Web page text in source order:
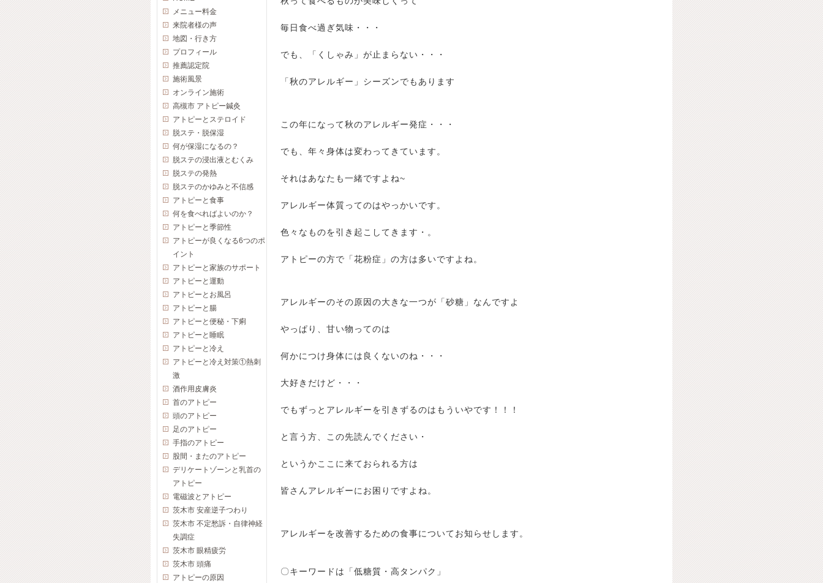
毎日食べ過ぎ気味・・・
でも、「くしゃみ」が止まらない・・・
「秋のアレルギー」シーズンでもあります
この年になって秋のアレルギー発症・・・
でも、年々身体は変わってきています。
それはあなたも一緒ですよね~
アレルギー体質ってのはやっかいです。
色々なものを引き起こしてきます・。
アトピーの方で「花粉症」の方は多いですよね。
アレルギーのその原因の大きな一つが「砂糖」なんですよ
やっぱり、甘い物ってのは
何かにつけ身体には良くないのね・・・
大好きだけど・・・
でもずっとアレルギーを引きずるのはもういやです！！！
と言う方、この先読んでください・
というかここに来ておられる方は
皆さんアレルギーにお困りですよね。
アレルギーを改善するための食事についてお知らせします。
〇キーワードは「低糖質・高タンパク」
メニュー料金
来院者様の声
地図・行き方
プロフィール
推薦認定院
施術風景
オンライン施術
高槻市 アトピー鍼灸
アトピーとステロイド
脱ステ・脱保湿
何が保湿になるの？
脱ステの浸出液とむくみ
脱ステの発熱
脱ステのかゆみと不信感
アトピーと食事
何を食べればよいのか？
アトピーと季節性
アトピーが良くなる6つのポ
イント
アトピーと家族のサポート
アトピーと運動
アトピーとお風呂
アトピーと腸
アトピーと便秘・下痢
アトピーと睡眠
アトピーと冷え
アトピーと冷え対策①熱刺
激
酒作用皮膚炎
首のアトピー
頭のアトピー
足のアトピー
手指のアトピー
股間・またのアトピー
デリケートゾーンと乳首の
アトピー
電磁波とアトピー
茨木市 安産逆子つわり
茨木市 不定愁訴・自律神経
失調症
茨木市 眼精疲労
茨木市 頭痛
アトピーの原因